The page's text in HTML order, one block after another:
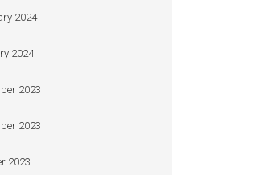
2024
2024
2023
2023
2023